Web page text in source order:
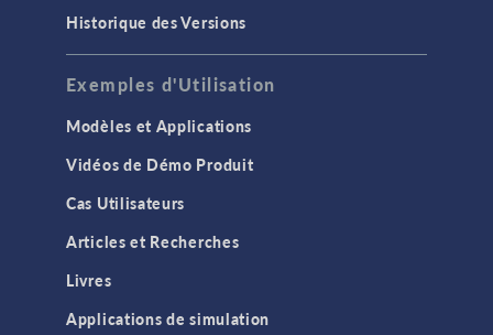
Historique des Versions
Exemples d'Utilisation
Modèles et Applications
Vidéos de Démo Produit
Cas Utilisateurs
Articles et Recherches
Livres
Applications de simulation